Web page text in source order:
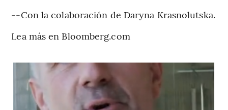
--Con la colaboración de Daryna Krasnolutska.
Lea más en Bloomberg.com